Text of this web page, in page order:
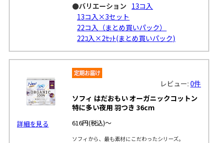
●バリエーション 13コ入
13コ入×3セット
22コ入（まとめ買いパック）
22ｺ入×2ｾｯﾄ(まとめ買いパック)
詳細を見る
レビュー:0件
ソフィ はだおもい オーガニックコットン
特に多い夜用 羽つき 36cm
616円(税込)～
ソフィから、最も素材にこだわったシリーズ。